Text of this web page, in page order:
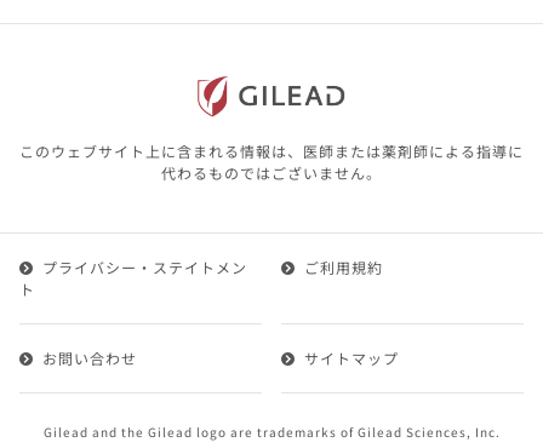
含む）の情報は、その製品またはその製品の
本サイト内の情報は、医師その他医療関係者
が行なうべきアドバイスやサービスを提供す
るものではありません。本サイトに表示され
ている情報は、決して、医師その他医療関係
1.会員とは、医療関係者の方で、本サービスの利用規約
ービスに登録を申し込みギリアドがこれを承認した方を
いいます。
けることができます。
このウェブサイト上に含まれる情報は、医師または薬剤師による指導に
代わるものではございません。
Gilead and the Gilead logo are trademarks of Gilead Sciences, Inc.
プライバシー・ステイトメン
ト
ご利用規約
お問い合わせ サイトマップ